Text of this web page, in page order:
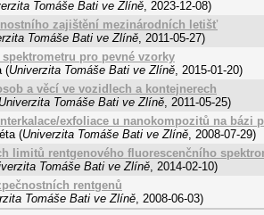
Tomáše Bati ve Zlíně, 2023-12-08)
zajištění mezinárodních letišť
Tomáše Bati ve Zlíně, 2011-05-27)
spektrometru pro pevné vzorky
(Univerzita Tomáše Bati ve Zlíně, 2015-01-20)
a věcí ve vozidlech a kontejnerech
Univerzita Tomáše Bati ve Zlíně, 2011-05-25)
exfoliace u nanokompozitů na bázi
(Univerzita Tomáše Bati ve Zlíně, 2008-07-29)
limitů rentgenového fluorescenčního
Tomáše Bati ve Zlíně, 2014-02-10)
rentgenů
Tomáše Bati ve Zlíně, 2008-06-03)